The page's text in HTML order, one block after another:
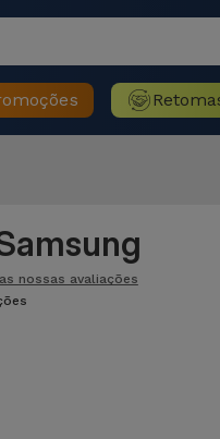
nossas avaliações